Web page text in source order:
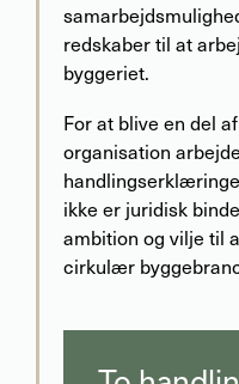
redskaber til at
byggeriet.
For at blive en del
organisation
ikke er juridisk
ambition og vilje til
cirkulær